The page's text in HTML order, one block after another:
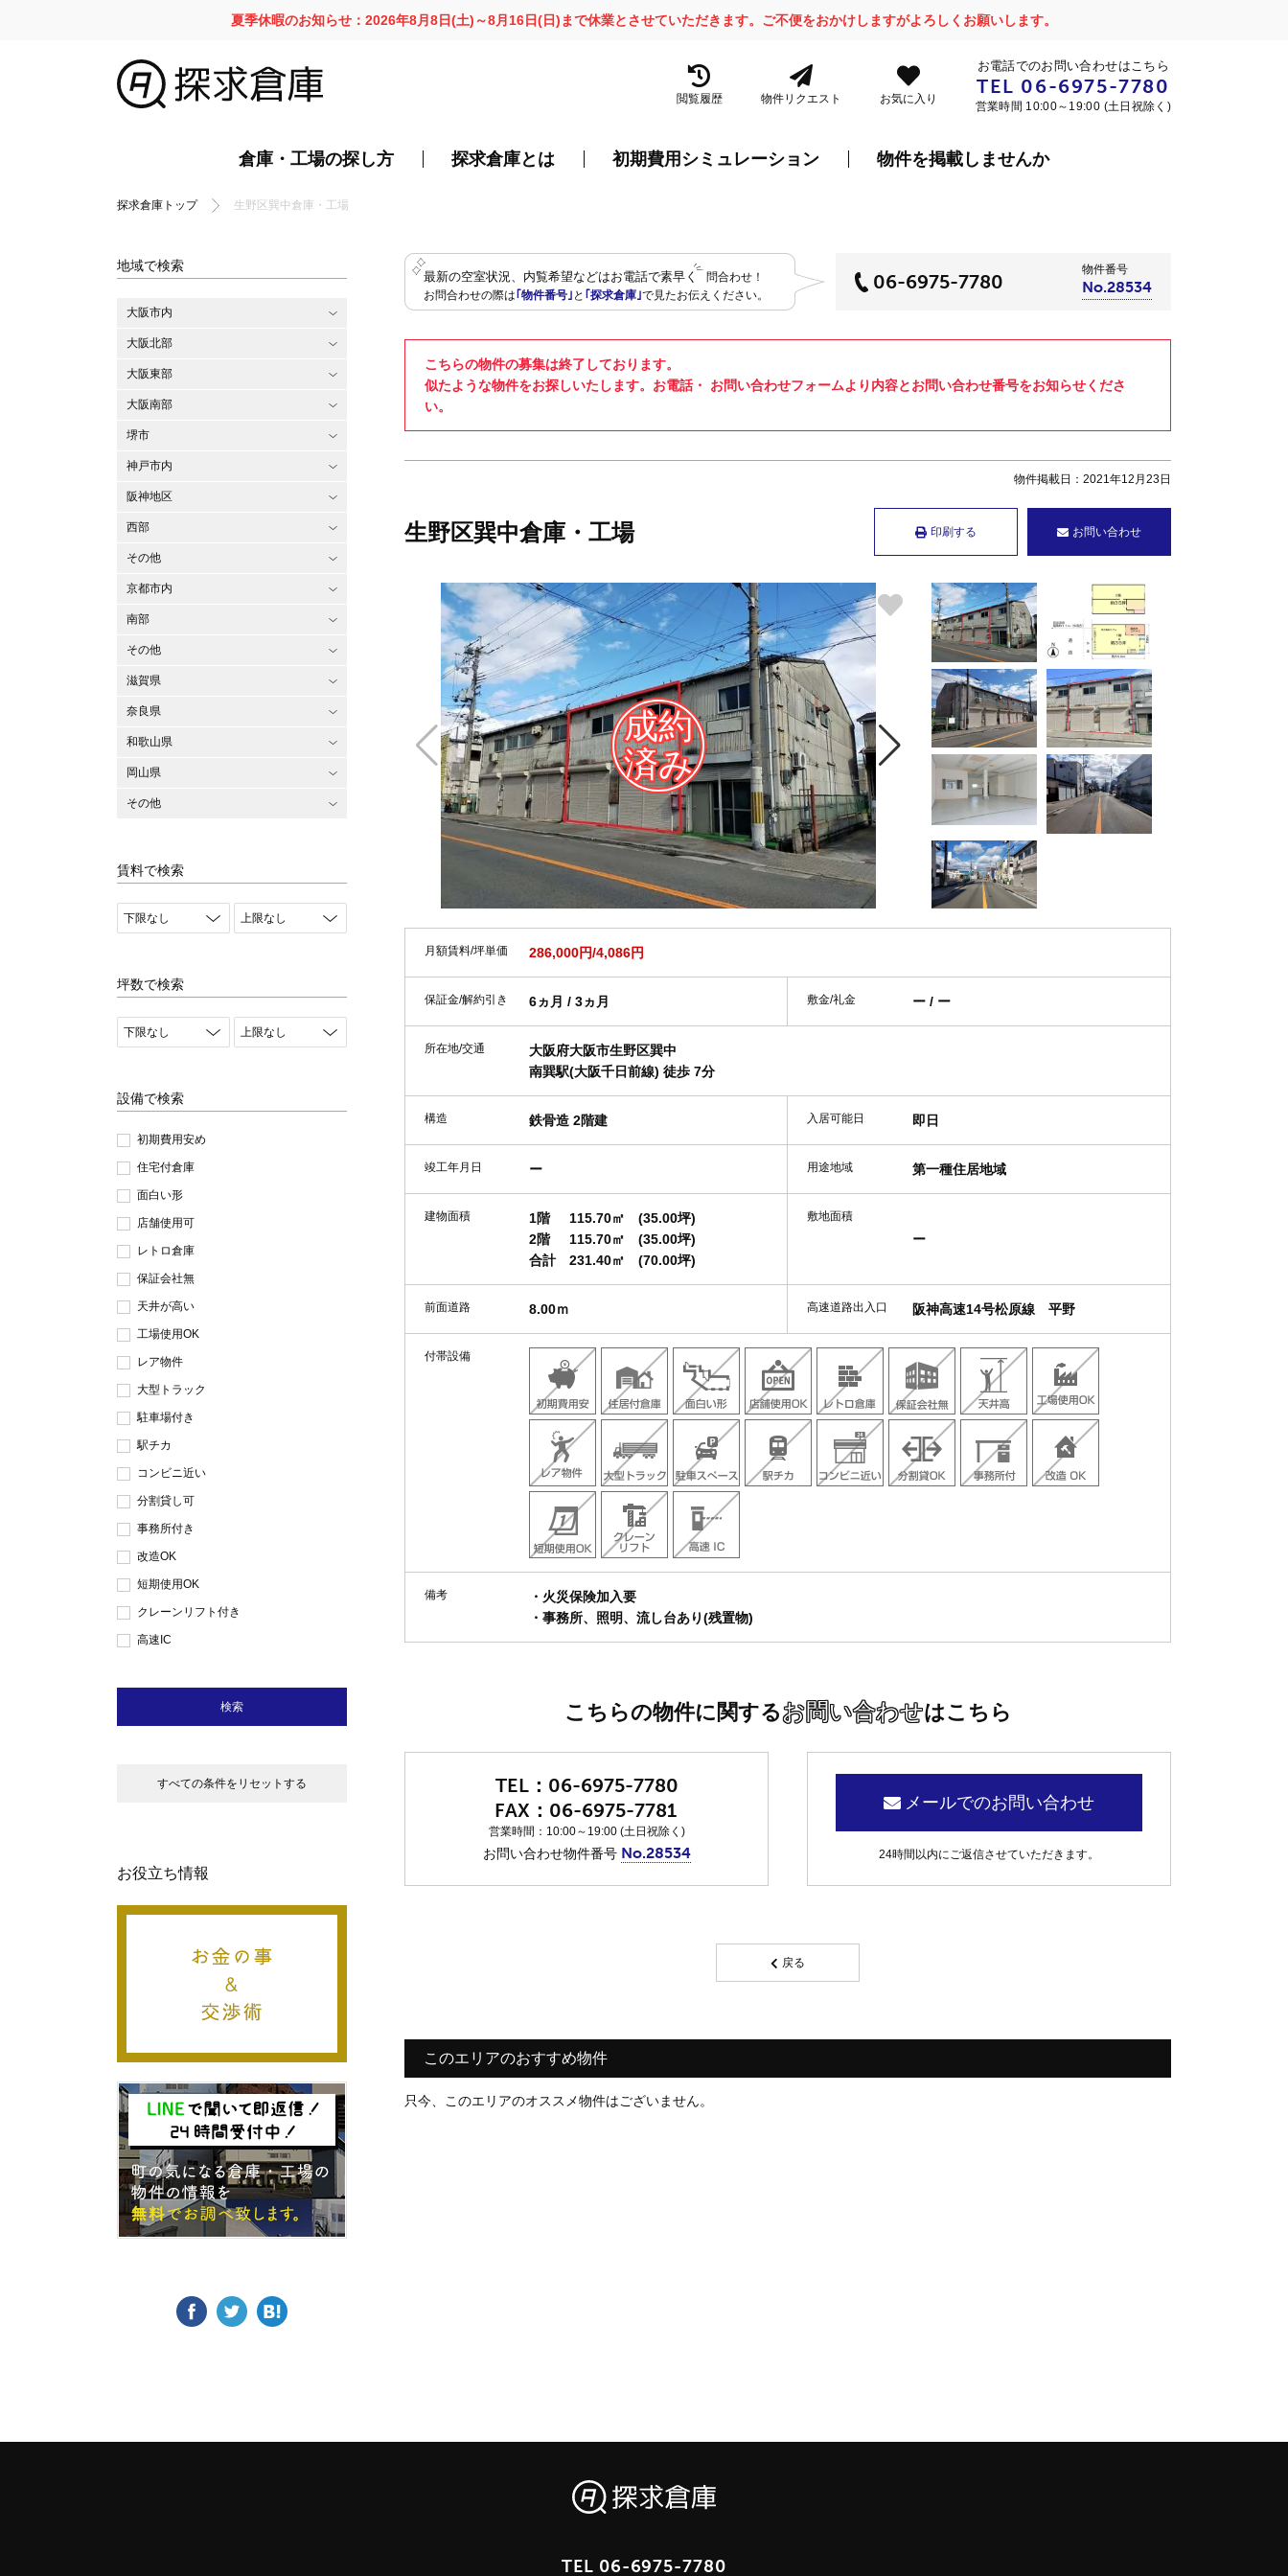
夏季休暇のお知らせ：2026年8月8日(土)～8月16日(日)まで休業とさせていただきます。ご不便をおかけしますがよろしくお願いします。
閲覧履歴 物件リクエスト お気に入り
お電話でのお問い合わせはこちら
TEL 06-6975-7780
営業時間 10:00～19:00 (土日祝除く)
倉庫・工場の探し方 探求倉庫とは 初期費用シミュレーション 物件を掲載しませんか
探求倉庫トップ 生野区巽中倉庫・工場
最新の空室状況、内覧希望などはお電話で素早く
問合わせ！
お問合わせの際は｢物件番号｣ と ｢探求倉庫｣で見たお伝えください。
06-6975-7780
物件番号
No.28534
こちらの物件の募集は終了しております。
似たような物件をお探しいたします。お電話・ お問い合わせフォームより内容とお問い合わせ番号をお知らせくださ
い。
物件掲載日：2021年12月23日
印刷する お問い合わせ
生野区巽中倉庫・工場
月額賃料/坪単価 286,000円/4,086円
保証金/解約引き 6ヵ月 / 3ヵ月 敷金/礼金 ー / ー
所在地/交通
大阪府大阪市生野区巽中
南巽駅(大阪千日前線) 徒歩 7分
構造 鉄骨造 2階建 入居可能日 即日
竣工年月日 ー 用途地域 第一種住居地域
建物面積 1階 115.70㎡
(35.00坪)
2階
115.70㎡
(35.00坪)
合計
231.40㎡ (70.00坪)
敷地面積
ー
前面道路 8.00ｍ 高速道路出入口 阪神高速14号松原線 平野
付帯設備
備考
・火災保険加入要
・事務所、照明、流し台あり(残置物)
こちらの物件に関するお問い合わせはこちら
06-6975-7780
06-6975-7781
営業時間：10:00～19:00 (土日祝除く)
お問い合わせ物件番号 No.28534
メールでのお問い合わせ
24時間以内にご返信させていただきます。
戻る
このエリアのおすすめ物件
只今、このエリアのオススメ物件はございません。
地域で検索
大阪市内
大阪北部
大阪東部
大阪南部
堺市
神戸市内
阪神地区
西部
その他
京都市内
南部
その他
滋賀県
奈良県
和歌山県
岡山県
その他
賃料で検索
坪数で検索
設備で検索
初期費用安め
住宅付倉庫
面白い形
店舗使用可
レトロ倉庫
保証会社無
天井が高い
工場使用OK
レア物件
大型トラック
駐車場付き
駅チカ
コンビニ近い
分割貸し可
事務所付き
改造OK
短期使用OK
クレーンリフト付き
高速IC
検索
すべての条件をリセットする
お役立ち情報
TEL 06-6975-7780